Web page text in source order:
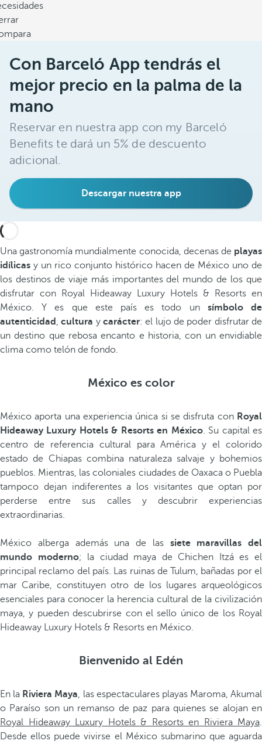
Con Barceló App tendrás el
mejor precio en la palma de la
mano
Reservar en nuestra app con my Barceló
Benefits te dará un 5% de descuento
adicional.
Descargar nuestra app
Una gastronomía mundialmente conocida, decenas de playas
idílicas y un rico conjunto histórico hacen de México uno de
los destinos de viaje más importantes del mundo de los que
disfrutar con Royal Hideaway Luxury Hotels & Resorts en
México. Y es que este país es todo un símbolo de
autenticidad ,cultura ycarácter: el lujo de poder disfrutar de
un destino que rebosa encanto e historia, con un envidiable
clima como telón de fondo.
México es color
México aporta una experiencia única si se disfruta conRoyal
Hideaway Luxury Hotels & Resorts en México. Su capital es
centro de referencia cultural para América y el colorido
estado de Chiapas combina naturaleza salvaje y bohemios
pueblos. Mientras, las coloniales ciudades de Oaxaca o Puebla
tampoco dejan indiferentes a los visitantes que optan por
perderse entre sus calles y descubrir experiencias
extraordinarias.
México alberga además una de las siete maravillas del
mundo moderno; la ciudad maya de Chichen Itzá es el
principal reclamo del país. Las ruinas de Tulum, bañadas por el
mar Caribe, constituyen otro de los lugares arqueológicos
esenciales para conocer la herencia cultural de la civilización
maya, y pueden descubrirse con el sello único de los Royal
Hideaway Luxury Hotels & Resorts en México.
Bienvenido al Edén
En la Riviera Maya, las espectaculares playas Maroma, Akumal
o Paraíso son un remanso de paz para quienes se alojan en
Royal Hideaway Luxury Hotels & Resorts en Riviera Maya.
Desde ellos puede vivirse el México submarino que aguarda